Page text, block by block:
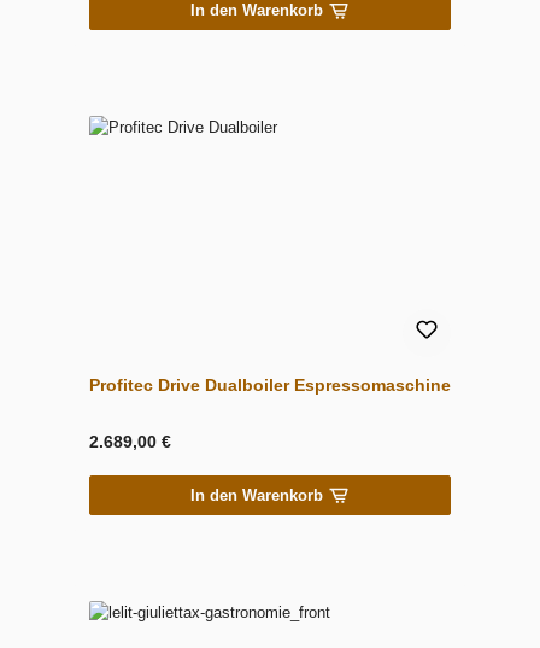
In den Warenkorb
Profitec Drive Dualboiler Espressomaschine
2.689,00 €
In den Warenkorb